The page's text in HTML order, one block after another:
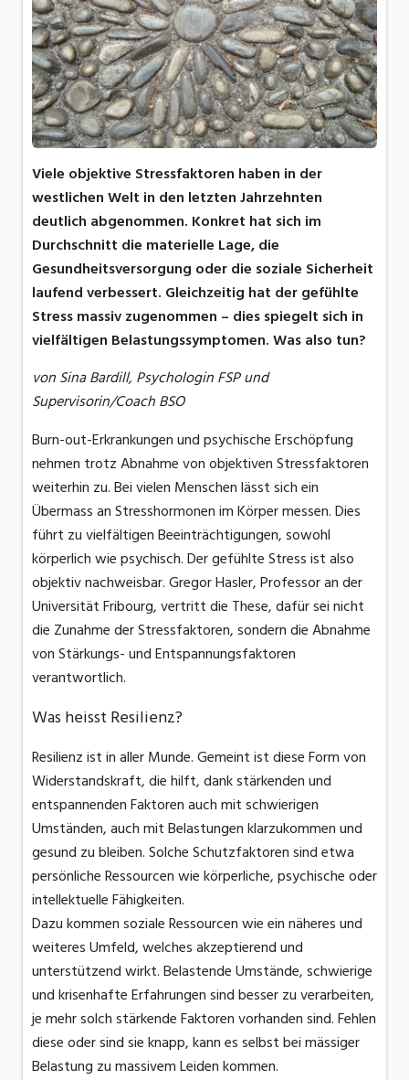
Viele objektive Stressfaktoren haben in der
westlichen Welt in den letzten Jahrzehnten
deutlich abgenommen. Konkret hat sich im
Durchschnitt die materielle Lage, die
Gesundheitsversorgung oder die soziale Sicherheit
laufend verbessert. Gleichzeitig hat der gefühlte
Stress massiv zugenommen – dies spiegelt sich in
vielfältigen Belastungssymptomen. Was also tun?
von Sina Bardill, Psychologin FSP und
Supervisorin/Coach BSO
Burn-out-Erkrankungen und psychische Erschöpfung
nehmen trotz Abnahme von objektiven Stressfaktoren
weiterhin zu. Bei vielen Menschen lässt sich ein
Übermass an Stresshormonen im Körper messen. Dies
führt zu vielfältigen Beeinträchtigungen, sowohl
körperlich wie psychisch. Der gefühlte Stress ist also
objektiv nachweisbar. Gregor Hasler, Professor an der
Universität Fribourg, vertritt die These, dafür sei nicht
die Zunahme der Stressfaktoren, sondern die Abnahme
von Stärkungs- und Entspannungsfaktoren
verantwortlich.
Was heisst Resilienz?
Resilienz ist in aller Munde. Gemeint ist diese Form von
Widerstandskraft, die hilft, dank stärkenden und
entspannenden Faktoren auch mit schwierigen
Umständen, auch mit Belastungen klarzukommen und
gesund zu bleiben. Solche Schutzfaktoren sind etwa
persönliche Ressourcen wie körperliche, psychische oder
intellektuelle Fähigkeiten.
Dazu kommen soziale Ressourcen wie ein näheres und
weiteres Umfeld, welches akzeptierend und
unterstützend wirkt. Belastende Umstände, schwierige
und krisenhafte Erfahrungen sind besser zu verarbeiten,
je mehr solch stärkende Faktoren vorhanden sind. Fehlen
diese oder sind sie knapp, kann es selbst bei mässiger
Belastung zu massivem Leiden kommen.